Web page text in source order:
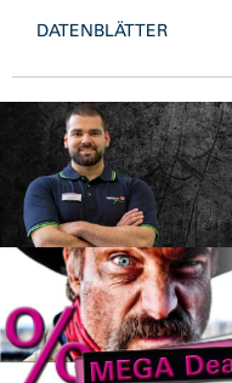
DATENBLÄTTER